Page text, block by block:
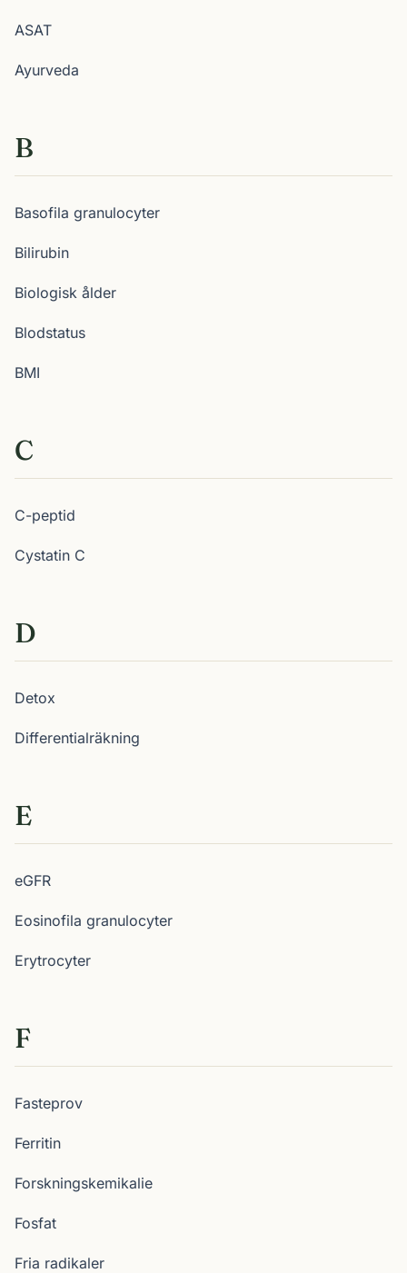
ASAT
Ayurveda
B
Basofila granulocyter
Bilirubin
Biologisk ålder
Blodstatus
BMI
C
C-peptid
Cystatin C
D
Detox
Differentialräkning
E
eGFR
Eosinofila granulocyter
Erytrocyter
F
Fasteprov
Ferritin
Forskningskemikalie
Fosfat
Fria radikaler